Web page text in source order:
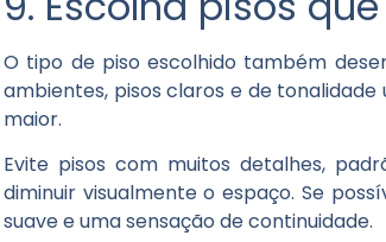
O tipo de piso escolhido também
ambientes, pisos claros e de
maior.
Evite pisos com muitos detalhes,
diminuir visualmente o espaço. Se
suave e uma sensação de continuidade.